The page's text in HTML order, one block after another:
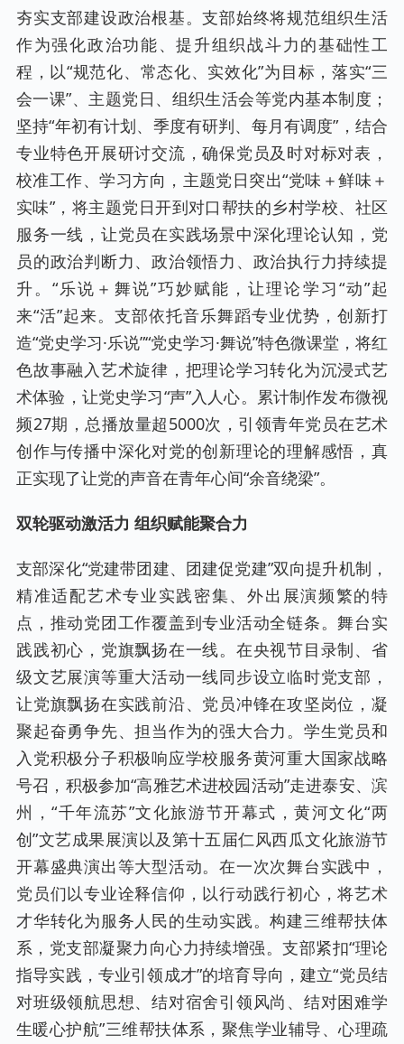
夯实支部建设政治根基。支部始终将规范组织生活
作为强化政治功能、提升组织战斗力的基础性工
程，以“规范化、常态化、实效化”为目标，落实“三
会一课”、主题党日、组织生活会等党内基本制度；
坚持“年初有计划、季度有研判、每月有调度”，结合
专业特色开展研讨交流，确保党员及时对标对表，
校准工作、学习方向，主题党日突出“党味＋鲜味＋
实味”，将主题党日开到对口帮扶的乡村学校、社区
服务一线，让党员在实践场景中深化理论认知，党
员的政治判断力、政治领悟力、政治执行力持续提
升。“乐说＋舞说”巧妙赋能，让理论学习“动”起
来“活”起来。支部依托音乐舞蹈专业优势，创新打
造“党史学习·乐说”“党史学习·舞说”特色微课堂，将红
色故事融入艺术旋律，把理论学习转化为沉浸式艺
术体验，让党史学习“声”入人心。累计制作发布微视
频27期，总播放量超5000次，引领青年党员在艺术
创作与传播中深化对党的创新理论的理解感悟，真
正实现了让党的声音在青年心间“余音绕梁”。
双轮驱动激活力 组织赋能聚合力
支部深化“党建带团建、团建促党建”双向提升机制，
精准适配艺术专业实践密集、外出展演频繁的特
点，推动党团工作覆盖到专业活动全链条。舞台实
践践初心，党旗飘扬在一线。在央视节目录制、省
级文艺展演等重大活动一线同步设立临时党支部，
让党旗飘扬在实践前沿、党员冲锋在攻坚岗位，凝
聚起奋勇争先、担当作为的强大合力。学生党员和
入党积极分子积极响应学校服务黄河重大国家战略
号召，积极参加“高雅艺术进校园活动”走进泰安、滨
州，“千年流苏”文化旅游节开幕式，黄河文化“两
创”文艺成果展演以及第十五届仁风西瓜文化旅游节
开幕盛典演出等大型活动。在一次次舞台实践中，
党员们以专业诠释信仰，以行动践行初心，将艺术
才华转化为服务人民的生动实践。构建三维帮扶体
系，党支部凝聚力向心力持续增强。支部紧扣“理论
指导实践，专业引领成才”的培育导向，建立“党员结
对班级领航思想、结对宿舍引领风尚、结对困难学
生暖心护航”三维帮扶体系，聚焦学业辅导、心理疏